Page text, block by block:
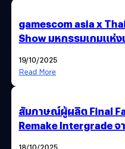
gamescom asia x
Show มหกรรมเกมแห่ง
พาณิชย์ร่วมชูความสำเร็จ
19/10/2025
Read More
สัมภาษณ์ผู้ผลิต Final
Remake Intergrade จ
18/10/2025